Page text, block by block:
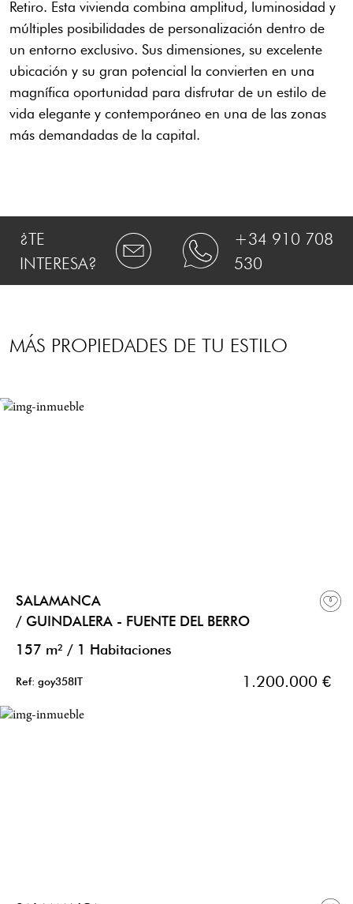
Retiro. Esta vivienda combina amplitud, luminosidad y
múltiples posibilidades de personalización dentro de
un entorno exclusivo. Sus dimensiones, su excelente
ubicación y su gran potencial la convierten en una
magnífica oportunidad para disfrutar de un estilo de
vida elegante y contemporáneo en una de las zonas
más demandadas de la capital.
¿TE
INTERESA?
+34 910 708
530
MÁS PROPIEDADES DE TU ESTILO
SALAMANCA
/ GUINDALERA - FUENTE DEL BERRO
157 m² / 1 Habitaciones
Ref: goy358IT 1.200.000 €